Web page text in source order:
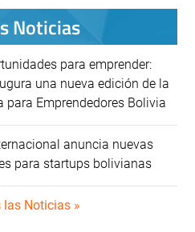
Noticias
para emprender:
una nueva edición de la
para Emprendedores Bolivia
anuncia nuevas
para startups bolivianas
las Noticias »